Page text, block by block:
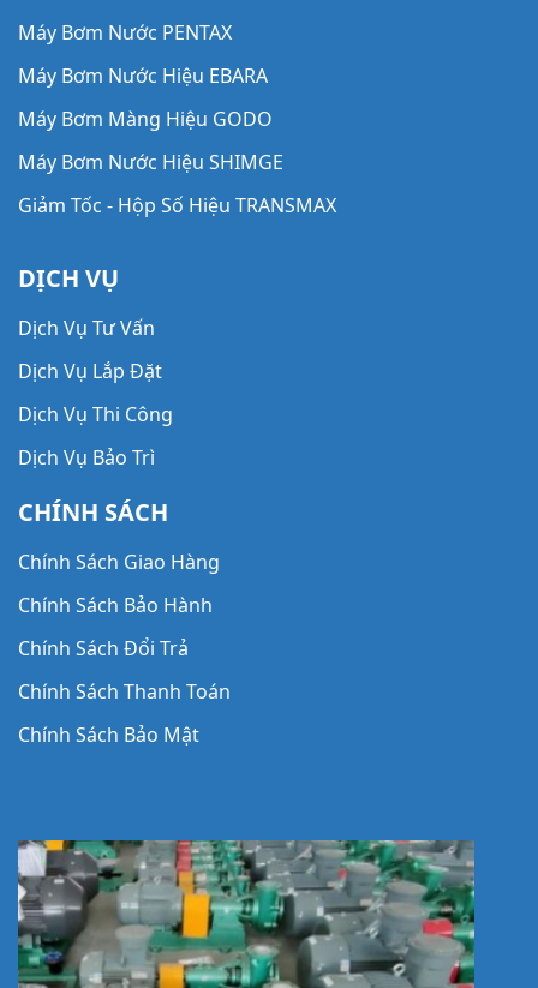
Máy Bơm Nước PENTAX
Máy Bơm Nước Hiệu EBARA
Máy Bơm Màng Hiệu GODO
Máy Bơm Nước Hiệu SHIMGE
Giảm Tốc - Hộp Số Hiệu TRANSMAX
Bình Tích Áp
Máy Bơm Hút Chân Không Hiệu DOOVAC
Máy Bơm Hút Chân Không Hiệu HANCHANG
Máy Bơm Hút Chân Không Hiệu WOOSUNG
Bơm Xịt Rửa
DỊCH VỤ
Dịch Vụ Tư Vấn
Dịch Vụ Lắp Đặt
Dịch Vụ Thi Công
Dịch Vụ Bảo Trì
CHÍNH SÁCH
Chính Sách Giao Hàng
Chính Sách Bảo Hành
Chính Sách Đổi Trả
Chính Sách Thanh Toán
Chính Sách Bảo Mật